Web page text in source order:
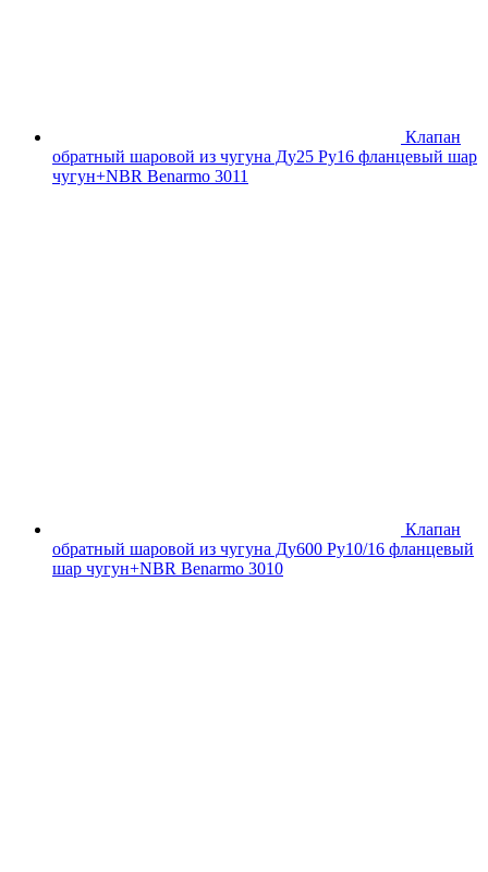
Клапан
обратный шаровой из чугуна Ду25 Ру16 фланцевый шар
чугун+NBR Benarmo 3011
Клапан
обратный шаровой из чугуна Ду600 Ру10/16 фланцевый
шар чугун+NBR Benarmo 3010